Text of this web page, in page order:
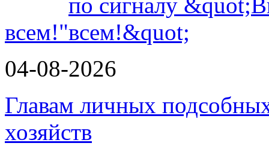
всем!"
04-08-2026
Главам личных
хозяйств